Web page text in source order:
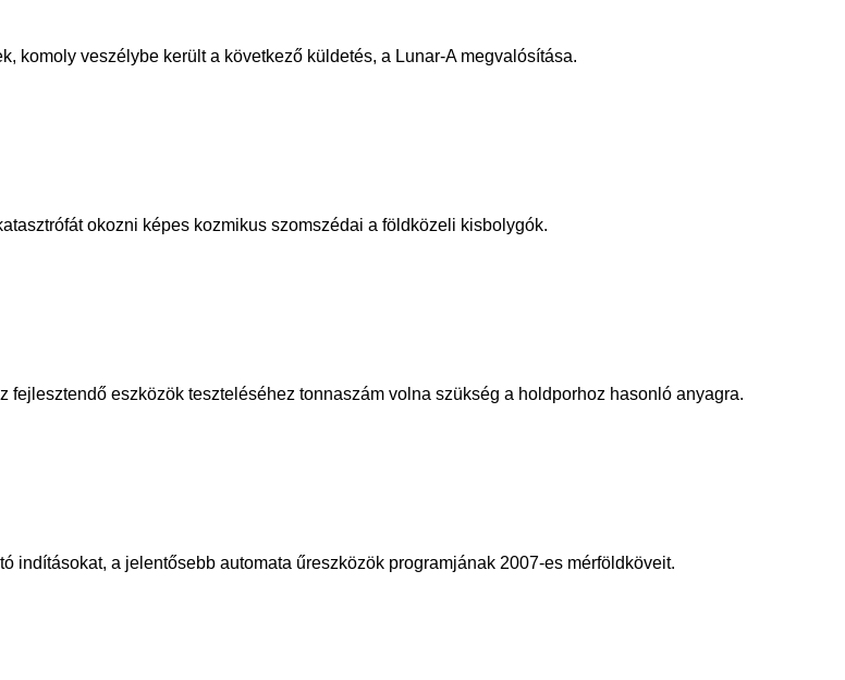
komoly veszélybe került a következő küldetés, a Lunar-A megvalósítása.
okozni képes kozmikus szomszédai a földközeli kisbolygók.
eszközök teszteléséhez tonnaszám volna szükség a holdporhoz hasonló anyagra.
indításokat, a jelentősebb automata űreszközök programjának 2007-es mérföldköveit.